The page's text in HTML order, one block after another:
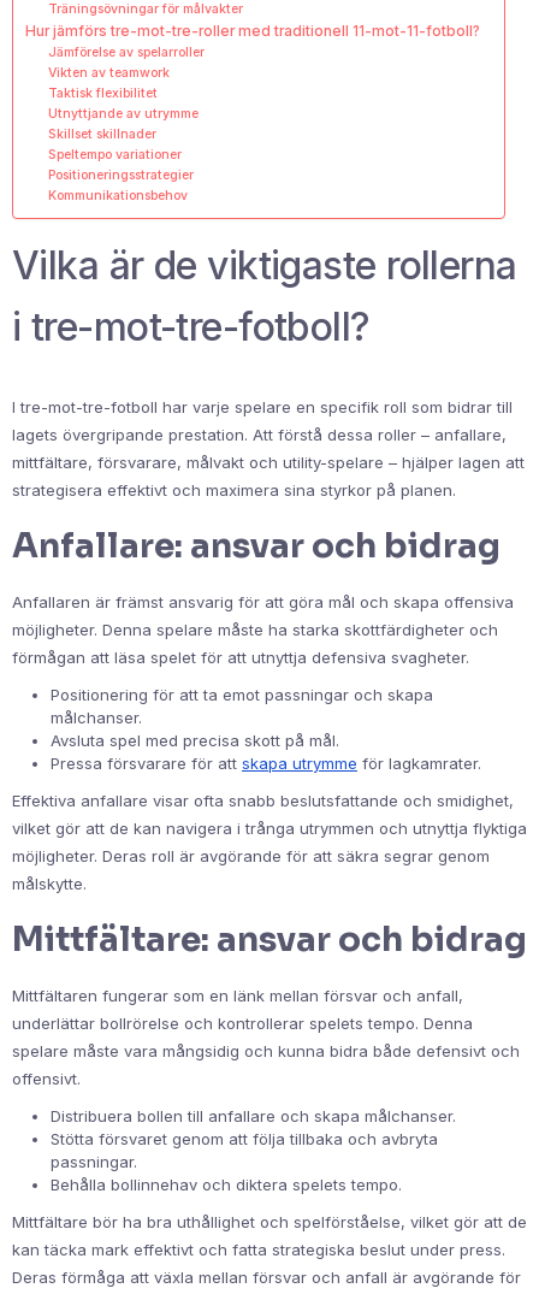
Träningsövningar för målvakter
Hur jämförs tre-mot-tre-roller med traditionell 11-mot-11-fotboll?
Jämförelse av spelarroller
Vikten av teamwork
Taktisk flexibilitet
Utnyttjande av utrymme
Skillset skillnader
Speltempo variationer
Positioneringsstrategier
Kommunikationsbehov
Vilka är de viktigaste rollerna
i tre-mot-tre-fotboll?
I tre-mot-tre-fotboll har varje spelare en specifik roll som bidrar till
lagets övergripande prestation. Att förstå dessa roller – anfallare,
mittfältare, försvarare, målvakt och utility-spelare – hjälper lagen att
strategisera effektivt och maximera sina styrkor på planen.
Anfallare: ansvar och bidrag
Anfallaren är främst ansvarig för att göra mål och skapa offensiva
möjligheter. Denna spelare måste ha starka skottfärdigheter och
förmågan att läsa spelet för att utnyttja defensiva svagheter.
Positionering för att ta emot passningar och skapa
målchanser.
Avsluta spel med precisa skott på mål.
Pressa försvarare för att skapa utrymme för lagkamrater.
Effektiva anfallare visar ofta snabb beslutsfattande och smidighet,
vilket gör att de kan navigera i trånga utrymmen och utnyttja flyktiga
möjligheter. Deras roll är avgörande för att säkra segrar genom
målskytte.
Mittfältare: ansvar och bidrag
Mittfältaren fungerar som en länk mellan försvar och anfall,
underlättar bollrörelse och kontrollerar spelets tempo. Denna
spelare måste vara mångsidig och kunna bidra både defensivt och
offensivt.
Distribuera bollen till anfallare och skapa målchanser.
Stötta försvaret genom att följa tillbaka och avbryta
passningar.
Behålla bollinnehav och diktera spelets tempo.
Mittfältare bör ha bra uthållighet och spelförståelse, vilket gör att de
kan täcka mark effektivt och fatta strategiska beslut under press.
Deras förmåga att växla mellan försvar och anfall är avgörande för